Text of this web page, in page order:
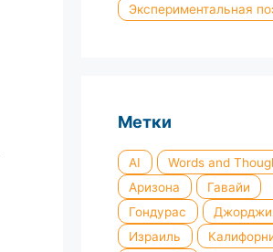
Экспериментальная
Метки
AI
Words and
Аризона
Гавайи
Гондурас
Израиль